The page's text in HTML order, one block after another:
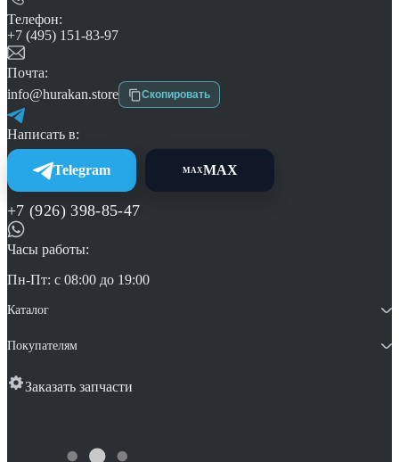
Телефон:
+7 (495) 151-83-97
Почта:
info@hurakan.store
Скопировать
Написать в:
Telegram MAXMAX
+7 (926) 398-85-47
Часы работы:
Пн-Пт: с 08:00 до 19:00
Каталог
Покупателям
Заказать запчасти